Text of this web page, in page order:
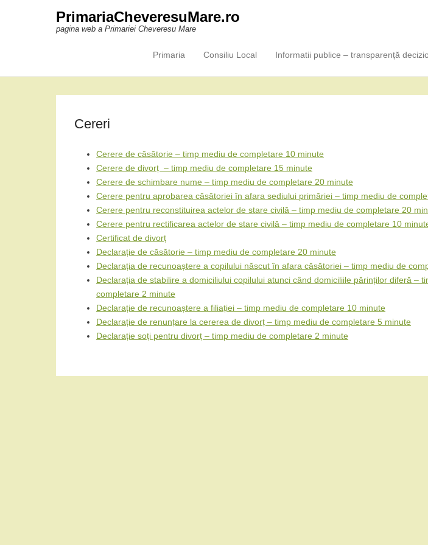
PrimariaCheveresuMare.ro
pagina web a Primariei Cheveresu Mare
Primary Menu
Skip to content
Primaria Consiliu Local Informatii publice – transparență
Cereri
Cerere de căsătorie – timp mediu de completare 10 minute
Cerere de divorț – timp mediu de completare 15 minute
Cerere de schimbare nume – timp mediu de completare 20 minute
Cerere pentru aprobarea căsătoriei în afara sediului primăriei – timp mediu de
Cerere pentru reconstituirea actelor de stare civilă – timp mediu de completare 20
Cerere pentru rectificarea actelor de stare civilă – timp mediu de completare 10
Certificat de divorț
Declarație de căsătorie – timp mediu de completare 20 minute
Declarația de recunoaștere a copilului născut în afara căsătoriei – timp mediu de
Declarația de stabilire a domiciliului copilului atunci când domiciliile părinților diferă –
completare 2 minute
Declarație de recunoaștere a filiației – timp mediu de completare 10 minute
Declarație de renunțare la cererea de divorț – timp mediu de completare 5 minute
Declarație soți pentru divorț – timp mediu de completare 2 minute